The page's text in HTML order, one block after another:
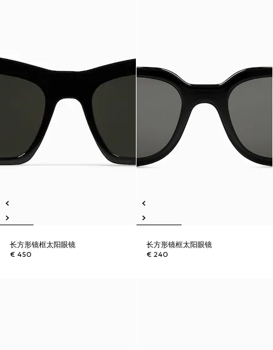
长方形镜框太阳眼镜
€ 450
长方形镜框太阳眼镜
€ 240